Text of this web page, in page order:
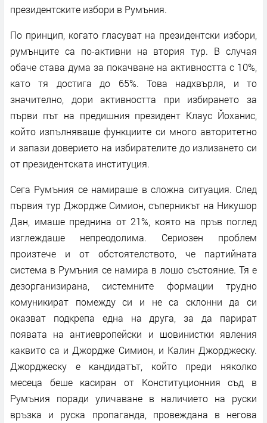
президентските избори в Румъния.
По принцип, когато гласуват на президентски избори,
румънците са по-активни на втория тур. В случая
обаче става дума за покачване на активността с 10%,
като тя достига до 65%. Това надхвърля, и то
значително, дори активността при избирането за
първи път на предишния президент Клаус Йоханис,
който изпълняваше функциите си много авторитетно
и запази доверието на избирателите до излизането си
от президентската институция.
Сега Румъния се намираше в сложна ситуация. След
първия тур Джордже Симион, съперникът на Никушор
Дан, имаше преднина от 21%, която на пръв поглед
изглеждаше непреодолима. Сериозен проблем
произтече и от обстоятелството, че партийната
система в Румъния се намира в лошо състояние. Тя е
дезорганизирана, системните формации трудно
комуникират помежду си и не са склонни да си
оказват подкрепа една на друга, за да парират
появата на антиевропейски и шовинистки явления
каквито са и Джордже Симион, и Калин Джорджеску.
Джорджеску е кандидатът, който преди няколко
месеца беше касиран от Конституционния съд в
Румъния поради уличаване в наличието на руски
връзка и руска пропаганда, провеждана в негова